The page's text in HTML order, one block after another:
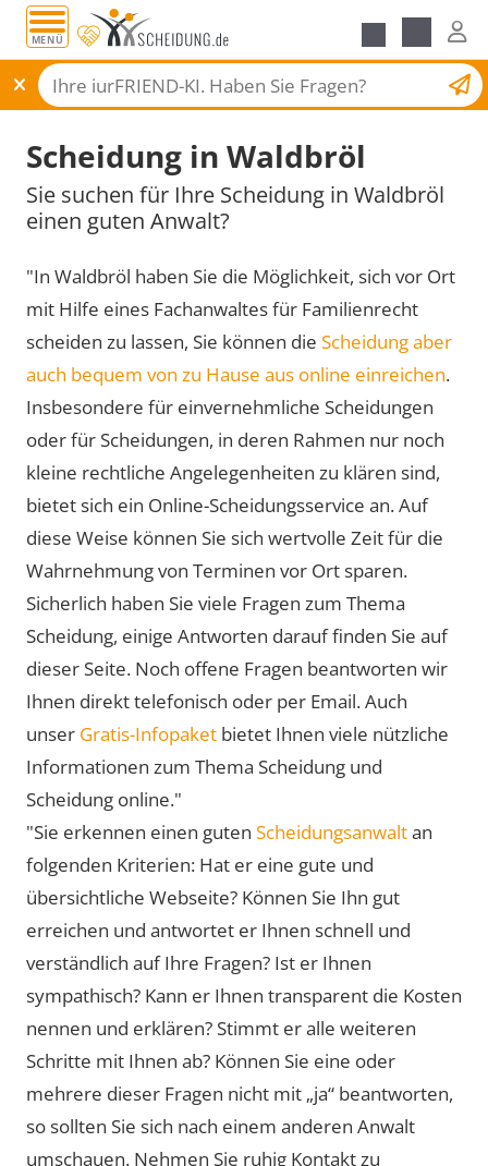
MENÜ
Scheidungsantrag
Scheidung in Waldbröl
Sie suchen für Ihre Scheidung in Waldbröl
einen guten Anwalt?
"In Waldbröl haben Sie die Möglichkeit, sich vor Ort
mit Hilfe eines Fachanwaltes für Familienrecht
scheiden zu lassen, Sie können die Scheidung aber
auch bequem von zu Hause aus online einreichen.
Insbesondere für einvernehmliche Scheidungen
oder für Scheidungen, in deren Rahmen nur noch
kleine rechtliche Angelegenheiten zu klären sind,
bietet sich ein Online-Scheidungsservice an. Auf
diese Weise können Sie sich wertvolle Zeit für die
Wahrnehmung von Terminen vor Ort sparen.
Sicherlich haben Sie viele Fragen zum Thema
Scheidung, einige Antworten darauf finden Sie auf
dieser Seite. Noch offene Fragen beantworten wir
Ihnen direkt telefonisch oder per Email. Auch
unser Gratis-Infopaket bietet Ihnen viele nützliche
Informationen zum Thema Scheidung und
Scheidung online."
"Sie erkennen einen guten Scheidungsanwaltan
folgenden Kriterien: Hat er eine gute und
übersichtliche Webseite? Können Sie Ihn gut
erreichen und antwortet er Ihnen schnell und
verständlich auf Ihre Fragen? Ist er Ihnen
sympathisch? Kann er Ihnen transparent die Kosten
nennen und erklären? Stimmt er alle weiteren
Schritte mit Ihnen ab? Können Sie eine oder
mehrere dieser Fragen nicht mit „ja“ beantworten,
so sollten Sie sich nach einem anderen Anwalt
umschauen. Nehmen Sie ruhig Kontakt zu